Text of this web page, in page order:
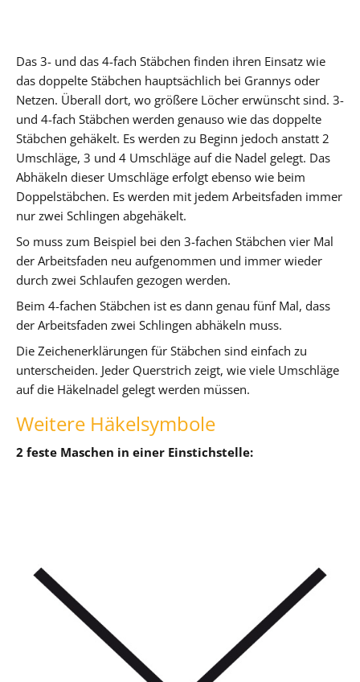
Das 3- und das 4-fach Stäbchen finden ihren Einsatz wie
das doppelte Stäbchen hauptsächlich bei Grannys oder
Netzen. Überall dort, wo größere Löcher erwünscht sind. 3-
und 4-fach Stäbchen werden genauso wie das doppelte
Stäbchen gehäkelt. Es werden zu Beginn jedoch anstatt 2
Umschläge, 3 und 4 Umschläge auf die Nadel gelegt. Das
Abhäkeln dieser Umschläge erfolgt ebenso wie beim
Doppelstäbchen. Es werden mit jedem Arbeitsfaden immer
nur zwei Schlingen abgehäkelt.
So muss zum Beispiel bei den 3-fachen Stäbchen vier Mal
der Arbeitsfaden neu aufgenommen und immer wieder
durch zwei Schlaufen gezogen werden.
Beim 4-fachen Stäbchen ist es dann genau fünf Mal, dass
der Arbeitsfaden zwei Schlingen abhäkeln muss.
Die Zeichenerklärungen für Stäbchen sind einfach zu
unterscheiden. Jeder Querstrich zeigt, wie viele Umschläge
auf die Häkelnadel gelegt werden müssen.
Weitere Häkelsymbole
2 feste Maschen in einer Einstichstelle: